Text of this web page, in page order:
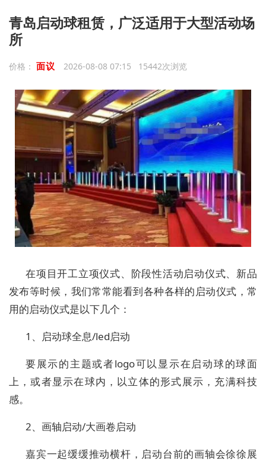
青岛启动球租赁，广泛适用于大型活动场
所
价格： 面议 2026-08-08 07:15 15442次浏览
在项目开工立项仪式、阶段性活动启动仪式、新品
发布等时候，我们常常能看到各种各样的启动仪式，常
用的启动仪式是以下几个：
1、启动球全息/led启动
要展示的主题或者logo可以显示在启动球的球面
上，或者显示在球内，以立体的形式展示，充满科技
感。
2、画轴启动/大画卷启动
嘉宾一起缓缓推动横杆，启动台前的画轴会徐徐展